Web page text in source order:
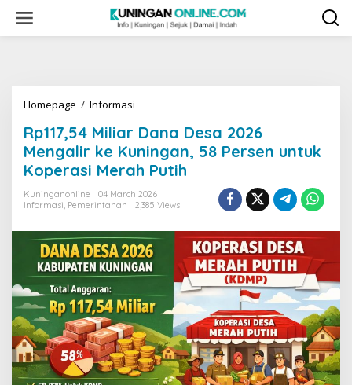
content
Homepage / Informasi
Dana
Desa
2026
Mengalir
ke
Kuningan,
Persen
untuk
Koperasi
Merah
Rp117,54 Miliar Dana Desa 2026
Mengalir ke Kuningan, 58 Persen untuk
Koperasi Merah Putih
Kuninganonline
04 March 2026
Informasi, Pemerintahan 2,385 Views